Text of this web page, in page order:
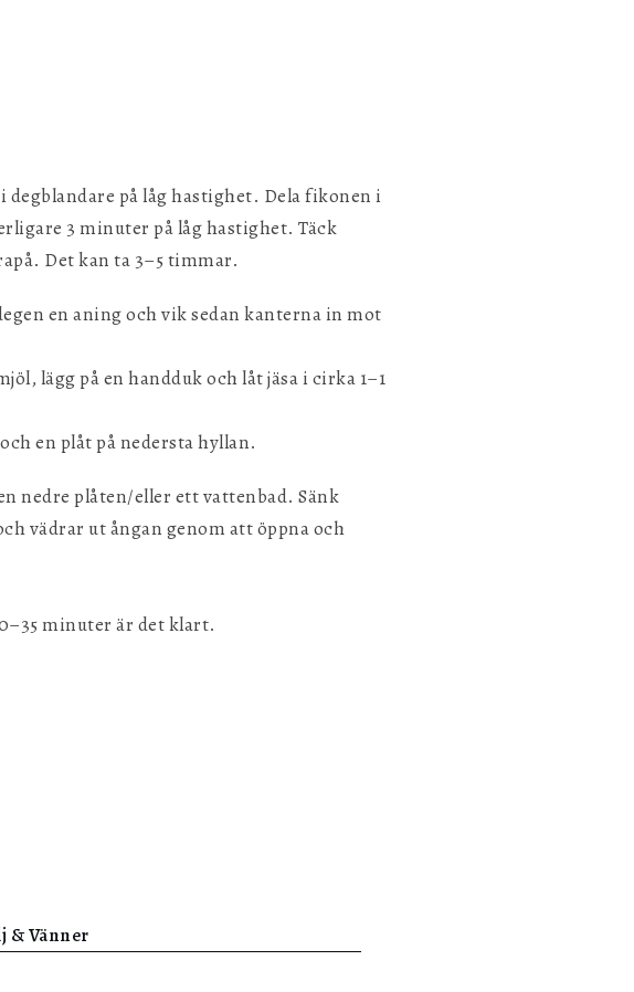
på låg hastighet. Dela fikonen i
3 minuter på låg hastighet. Täck
Det kan ta 3–5 timmar.
en aning och vik sedan kanterna in mot
lägg på en handduk och låt jäsa i cirka 1–1
en plåt på nedersta hyllan.
nedre plåten/eller ett vattenbad. Sänk
vädrar ut ångan genom att öppna och
minuter är det klart.
& Vänner